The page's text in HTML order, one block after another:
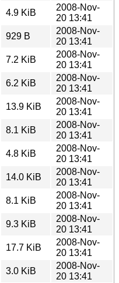
4.9 KiB
2008-Nov-
20 13:41
929 B
2008-Nov-
20 13:41
7.2 KiB
2008-Nov-
20 13:41
6.2 KiB
2008-Nov-
20 13:41
13.9 KiB
2008-Nov-
20 13:41
8.1 KiB
2008-Nov-
20 13:41
4.8 KiB
2008-Nov-
20 13:41
14.0 KiB
2008-Nov-
20 13:41
8.1 KiB
2008-Nov-
20 13:41
9.3 KiB
2008-Nov-
20 13:41
17.7 KiB
2008-Nov-
20 13:41
3.0 KiB
2008-Nov-
20 13:41